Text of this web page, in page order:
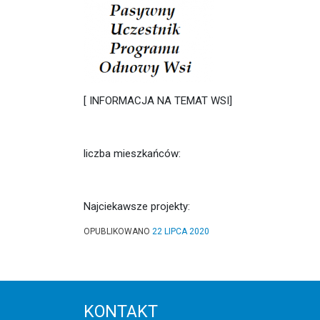
[ INFORMACJA NA TEMAT WSI]
liczba mieszkańców:
Najciekawsze projekty:
OPUBLIKOWANO 22 LIPCA 2020
KONTAKT